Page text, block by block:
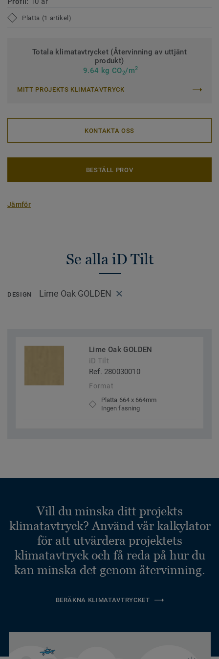
Platta (1 artikel)
Totala klimatavtrycket (Återvinning av uttjänt
produkt)
9.64 kg CO2/m2
MITT PROJEKTS KLIMATAVTRYCK
KONTAKTA OSS
BESTÄLL PROV
Jämför
Se alla iD Tilt
DESIGN Lime Oak GOLDEN
Lime Oak GOLDEN
iD Tilt
Ref. 280030010
Format
Platta 664 x 664mm
Ingen fasning
Vill du minska ditt projekts
klimatavtryck? Använd vår kalkylator
för att utvärdera projektets
klimatavtryck och få reda på hur du
kan minska det genom återvinning.
BERÄKNA KLIMATAVTRYCKET